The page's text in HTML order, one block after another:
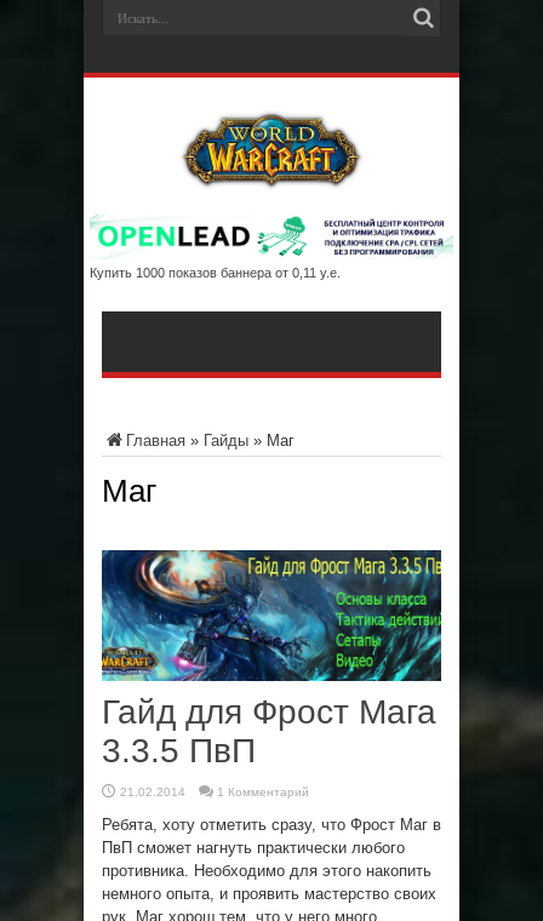
Купить 1000 показов баннера от 0,11 у.е.
Главная » Гайды » Маг
Маг
Гайд для Фрост Мага
3.3.5 ПвП
21.02.2014 1 Комментарий
Ребята, хоту отметить сразу, что Фрост Маг в
ПвП сможет нагнуть практически любого
противника. Необходимо для этого накопить
немного опыта, и проявить мастерство своих
рук. Маг хорош тем, что у него много